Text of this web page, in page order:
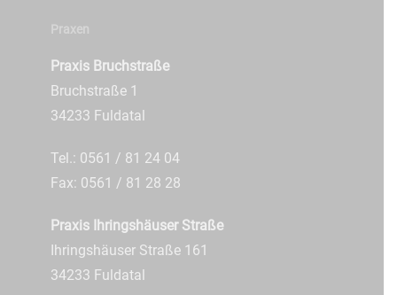
Praxen
Praxis Bruchstraße
Bruchstraße 1
34233 Fuldatal
Tel.: 0561 / 81 24 04
Fax: 0561 / 81 28 28
Praxis Ihringshäuser Straße
Ihringshäuser Straße 161
34233 Fuldatal